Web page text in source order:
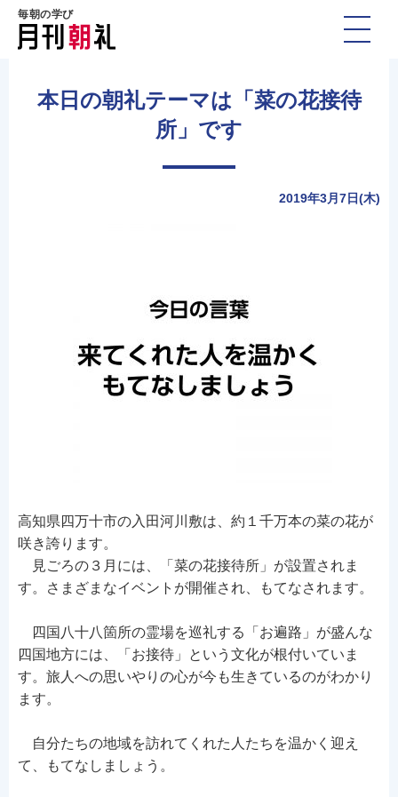
毎朝の学び
本日の朝礼テーマは「菜の花接待
所」です
2019年3月7日(木)
高知県四万十市の入田河川敷は、約１千万本の菜の花が
咲き誇ります。
見ごろの３月には、「菜の花接待所」が設置されま
す。さまざまなイベントが開催され、もてなされます。
四国八十八箇所の霊場を巡礼する「お遍路」が盛んな
四国地方には、「お接待」という文化が根付いていま
す。旅人への思いやりの心が今も生きているのがわかり
ます。
自分たちの地域を訪れてくれた人たちを温かく迎え
て、もてなしましょう。